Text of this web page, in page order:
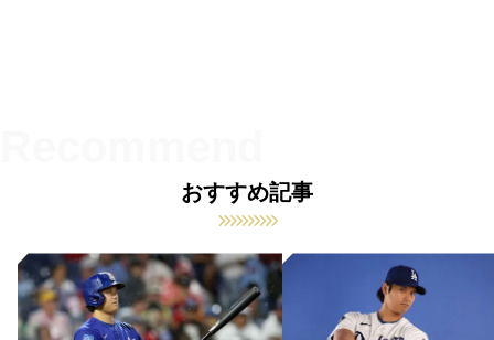
おすすめ記事